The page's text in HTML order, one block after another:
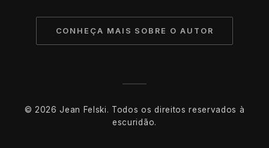
CONHEÇA MAIS SOBRE O AUTOR
© 2026 Jean Felski. Todos os direitos reservados à
escuridão.